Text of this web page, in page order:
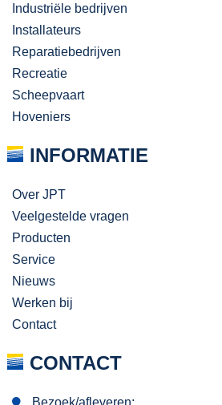
Industriële bedrijven
Installateurs
Reparatiebedrijven
Recreatie
Scheepvaart
Hoveniers
INFORMATIE
Over JPT
Veelgestelde vragen
Producten
Service
Nieuws
Werken bij
Contact
CONTACT
Bezoek/afleveren: